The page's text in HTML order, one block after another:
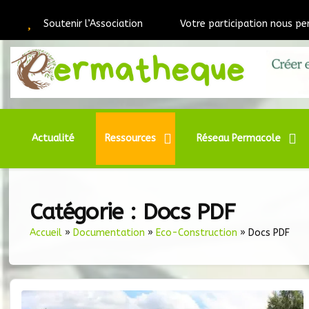
contenu
Soutenir l’Association Votre participation nous
Actualité Ressources Réseau Permacole
Catégorie : Docs PDF
Accueil » Documentation » Eco-Construction » Docs PDF